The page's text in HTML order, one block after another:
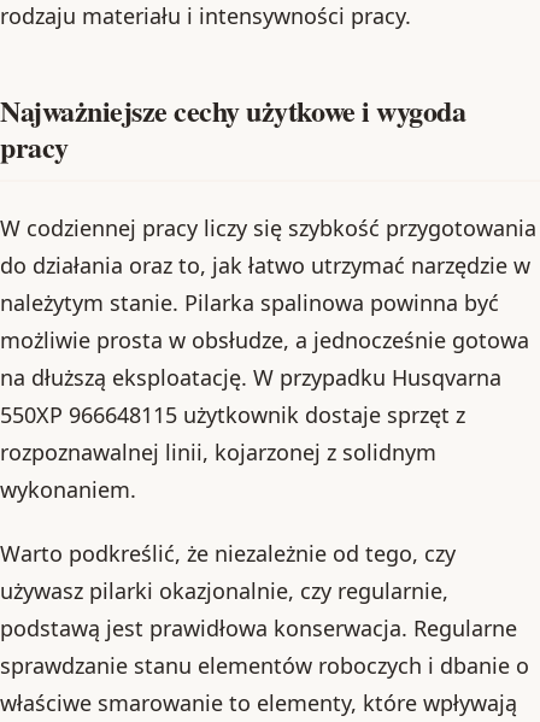
rodzaju materiału i intensywności pracy.
Najważniejsze cechy użytkowe i wygoda
pracy
W codziennej pracy liczy się szybkość przygotowania
do działania oraz to, jak łatwo utrzymać narzędzie w
należytym stanie. Pilarka spalinowa powinna być
możliwie prosta w obsłudze, a jednocześnie gotowa
na dłuższą eksploatację. W przypadku Husqvarna
550XP 966648115 użytkownik dostaje sprzęt z
rozpoznawalnej linii, kojarzonej z solidnym
wykonaniem.
Warto podkreślić, że niezależnie od tego, czy
używasz pilarki okazjonalnie, czy regularnie,
podstawą jest prawidłowa konserwacja. Regularne
sprawdzanie stanu elementów roboczych i dbanie o
właściwe smarowanie to elementy, które wpływają